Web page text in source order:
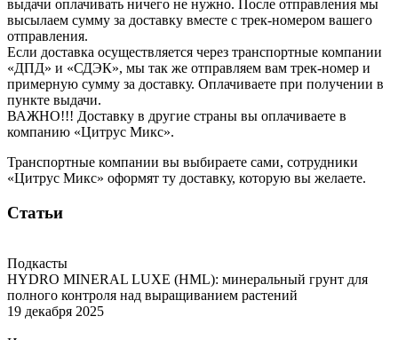
выдачи оплачивать ничего не нужно. После отправления мы
высылаем сумму за доставку вместе с трек-номером вашего
отправления.
Если доставка осуществляется через транспортные компании
«ДПД» и «СДЭК», мы так же отправляем вам трек-номер и
примерную сумму за доставку. Оплачиваете при получении в
пункте выдачи.
ВАЖНО!!! Доставку в другие страны вы оплачиваете в
компанию «Цитрус Микс».
Транспортные компании вы выбираете сами, сотрудники
«Цитрус Микс» оформят ту доставку, которую вы желаете.
Статьи
Подкасты
HYDRO MINERAL LUXE (HML): минеральный грунт для
полного контроля над выращиванием растений
19 декабря 2025